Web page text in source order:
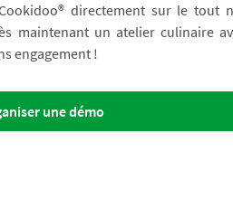
directement sur le tout
maintenant un atelier culinaire
engagement !
une démo